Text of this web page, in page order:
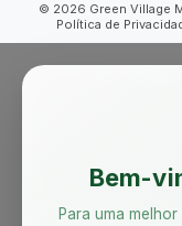
© 2026 Green Village
Política de
Bem-
Para uma